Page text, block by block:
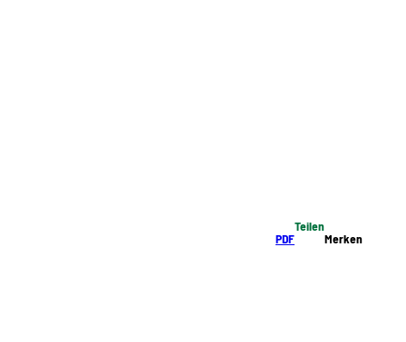
PDF
Teilen
Merken